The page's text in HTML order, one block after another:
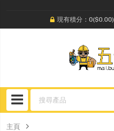
現有積分：0($0.00)
主頁